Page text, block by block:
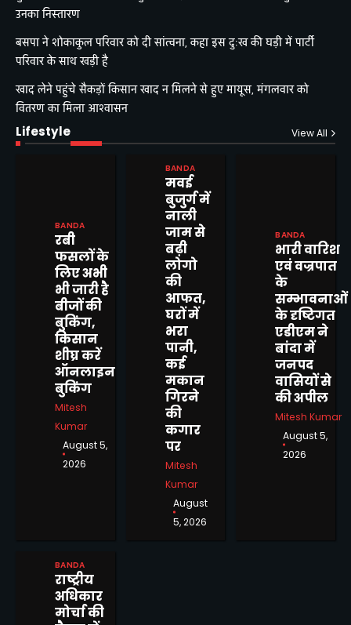
उनका निस्तारण
बसपा ने शोकाकुल परिवार को दी सांत्वना, कहा इस दुःख की घड़ी में पार्टी
परिवार के साथ खड़ी है
खाद लेने पहुंचे सैकड़ों किसान खाद न मिलने से हुए मायूस, मंगलवार को
वितरण का मिला आश्वासन
Lifestyle View All
BANDA
रबी
फसलों के
लिए अभी
भी जारी है
बीजों की
बुकिंग,
किसान
शीघ्र करें
ऑनलाइन
बुकिंग
Mitesh
Kumar
August 5,
2026
BANDA
मवई
बुजुर्ग में
नाली
जाम से
बढ़ी
लोगो
की
आफत,
घरों में
भरा
पानी,
कई
मकान
गिरने
की
कगार
पर
Mitesh
Kumar
August
5, 2026
BANDA
भारी वारिश
एवं वज्रपात
के
सम्भावनाओं
के दृष्टिगत
एडीएम ने
बांदा में
जनपद
वासियों से
की अपील
Mitesh Kumar
August 5,
2026
BANDA
राष्ट्रीय
अधिकार
मोर्चा की
पुलिस व राजस्व विभाग की संयुक्त
टीमों द्वारा जनता की शिकायतें सुन
किया उनका निस्तारण